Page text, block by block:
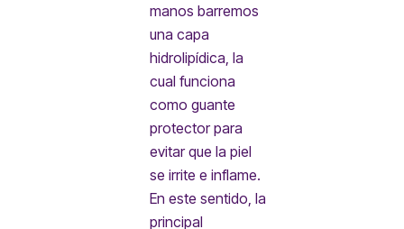
manos barremos
una capa
hidrolipídica, la
cual funciona
como guante
protector para
evitar que la piel
se irrite e inflame.
En este sentido, la
principal